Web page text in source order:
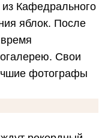
Кафедрального
яблок. После
Свои
фотографы